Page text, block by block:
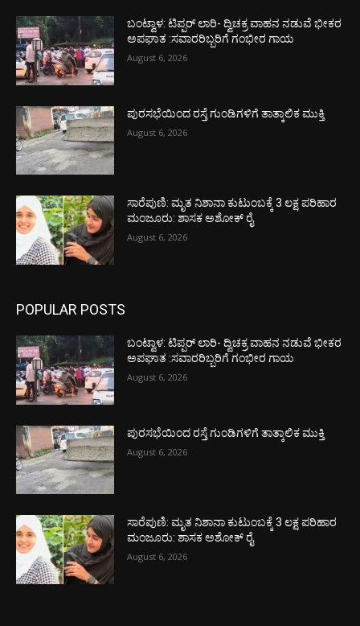
ಬಂಟ್ವಾಳ: ಟಿಪ್ಪರ್ ಲಾರಿ- ದ್ವಿಚಕ್ರ ವಾಹನ ನಡುವೆ ಭೀಕರ
ಅಪಘಾತ :ಸವಾರರಿಬ್ಬರಿಗೆ ಗಂಭೀರ ಗಾಯ
August 6, 2026
ಪುರಸಭೆಯಿಂದ ರಸ್ತೆ ಗುಂಡಿಗಳಿಗೆ ತಾತ್ಕಾಲಿಕ ಮುಕ್ತಿ
August 6, 2026
ಸಾರೆಪುಣಿ: ಮೃತ ನಿಶಾನಾ ಕುಟುಂಬಕ್ಕೆ 3 ಲಕ್ಷ ಪರಿಹಾರ
ಮಂಜೂರು: ಶಾಸಕ ಅಶೋಕ್ ರೈ
August 6, 2026
POPULAR POSTS
ಬಂಟ್ವಾಳ: ಟಿಪ್ಪರ್ ಲಾರಿ- ದ್ವಿಚಕ್ರ ವಾಹನ ನಡುವೆ ಭೀಕರ
ಅಪಘಾತ :ಸವಾರರಿಬ್ಬರಿಗೆ ಗಂಭೀರ ಗಾಯ
August 6, 2026
ಪುರಸಭೆಯಿಂದ ರಸ್ತೆ ಗುಂಡಿಗಳಿಗೆ ತಾತ್ಕಾಲಿಕ ಮುಕ್ತಿ
August 6, 2026
ಸಾರೆಪುಣಿ: ಮೃತ ನಿಶಾನಾ ಕುಟುಂಬಕ್ಕೆ 3 ಲಕ್ಷ ಪರಿಹಾರ
ಮಂಜೂರು: ಶಾಸಕ ಅಶೋಕ್ ರೈ
August 6, 2026